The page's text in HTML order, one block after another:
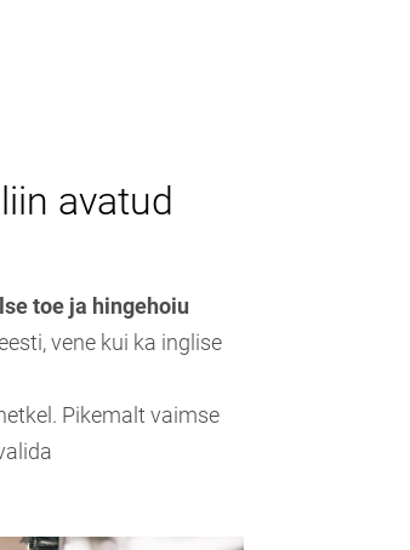
avatud
toe ja hingehoiu
vene kui ka inglise
Pikemalt vaimse